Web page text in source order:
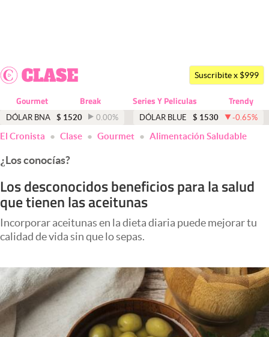
Dólar
Economía y Política
Finanzas y Mercados
Mercados Online
Negocios
Columnistas
Otras secciones
Infotechnology
Clase
Clima
Suscribite x $999
Gourmet Break Series Y Peliculas Trendy
DÓLAR BNA $ 1520 0.00% DÓLAR BLUE $ 1530 -0.65%
El Cronista Clase Gourmet Alimentación Saludable
¿Los conocías?
Los desconocidos beneficios para la salud
que tienen las aceitunas
Incorporar aceitunas en la dieta diaria puede mejorar tu
calidad de vida sin que lo sepas.